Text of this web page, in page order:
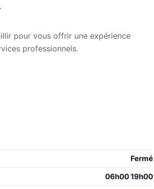
pour vous offrir une expérience
professionnels.
Fermé
06h00 19h00